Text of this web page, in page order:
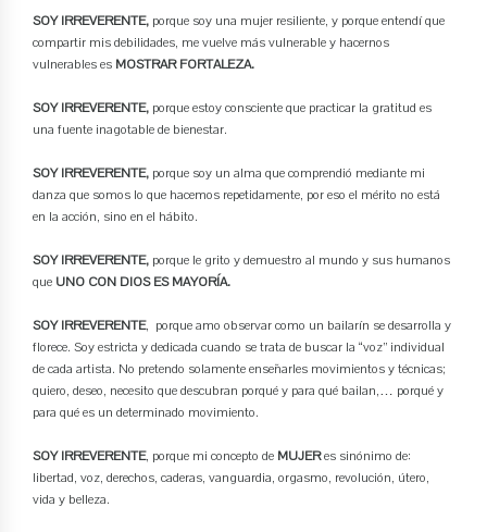
SOY IRREVERENTE, porque soy una mujer resiliente, y porque entendí que
compartir mis debilidades, me vuelve más vulnerable y hacernos
vulnerables es MOSTRAR FORTALEZA.
SOY IRREVERENTE, porque estoy consciente que practicar la gratitud es
una fuente inagotable de bienestar.
SOY IRREVERENTE, porque soy un alma que comprendió mediante mi
danza que somos lo que hacemos repetidamente, por eso el mérito no está
en la acción, sino en el hábito.
SOY IRREVERENTE, porque le grito y demuestro al mundo y sus humanos
que UNO CON DIOS ES MAYORÍA.
SOY IRREVERENTE, porque amo observar como un bailarín se desarrolla y
florece. Soy estricta y dedicada cuando se trata de buscar la “voz” individual
de cada artista. No pretendo solamente enseñarles movimientos y técnicas;
quiero, deseo, necesito que descubran porqué y para qué bailan,… porqué y
para qué es un determinado movimiento.
SOY IRREVERENTE, porque mi concepto de MUJERes sinónimo de:
libertad, voz, derechos, caderas, vanguardia, orgasmo, revolución, útero,
vida y belleza.